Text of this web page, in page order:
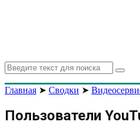
Search
for:
Search
Главная ➤ Сводки ➤
Пользователи